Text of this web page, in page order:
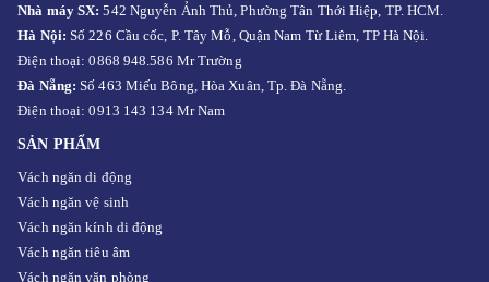
Nhà máy SX:542 Nguyễn Ảnh Thủ, Phường Tân Thới Hiệp, TP. HCM.
Hà Nội:Số 226 Cầu cốc, P. Tây Mỗ, Quận Nam Từ Liêm, TP Hà Nội.
Điện thoại: 0868 948.586 Mr Trường
Đà Nẵng:Số 463 Miếu Bông, Hòa Xuân, Tp. Đà Nẵng.
Điện thoại: 0913 143 134 Mr Nam
SẢN PHẨM
Vách ngăn di động
Vách ngăn vệ sinh
Vách ngăn kính di động
Vách ngăn tiêu âm
Vách ngăn văn phòng